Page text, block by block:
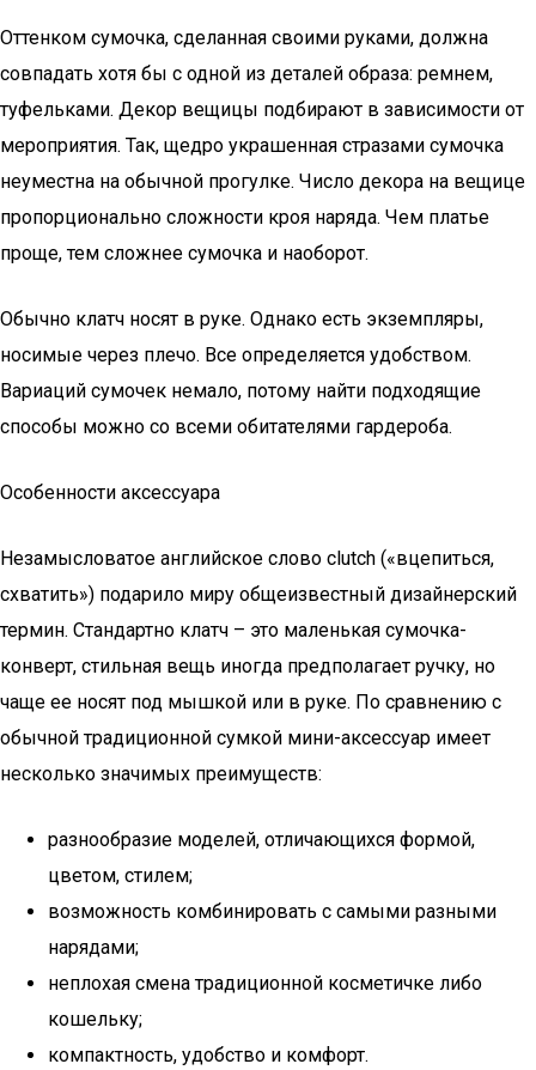
Оттенком сумочка, сделанная своими руками, должна
совпадать хотя бы с одной из деталей образа: ремнем,
туфельками. Декор вещицы подбирают в зависимости от
мероприятия. Так, щедро украшенная стразами сумочка
неуместна на обычной прогулке. Число декора на вещице
пропорционально сложности кроя наряда. Чем платье
проще, тем сложнее сумочка и наоборот.
Обычно клатч носят в руке. Однако есть экземпляры,
носимые через плечо. Все определяется удобством.
Вариаций сумочек немало, потому найти подходящие
способы можно со всеми обитателями гардероба.
Особенности аксессуара
Незамысловатое английское слово clutch («вцепиться,
схватить») подарило миру общеизвестный дизайнерский
термин. Стандартно клатч – это маленькая сумочка-
конверт, стильная вещь иногда предполагает ручку, но
чаще ее носят под мышкой или в руке. По сравнению с
обычной традиционной сумкой мини-аксессуар имеет
несколько значимых преимуществ:
разнообразие моделей, отличающихся формой,
цветом, стилем;
возможность комбинировать с самыми разными
нарядами;
неплохая смена традиционной косметичке либо
кошельку;
компактность, удобство и комфорт.